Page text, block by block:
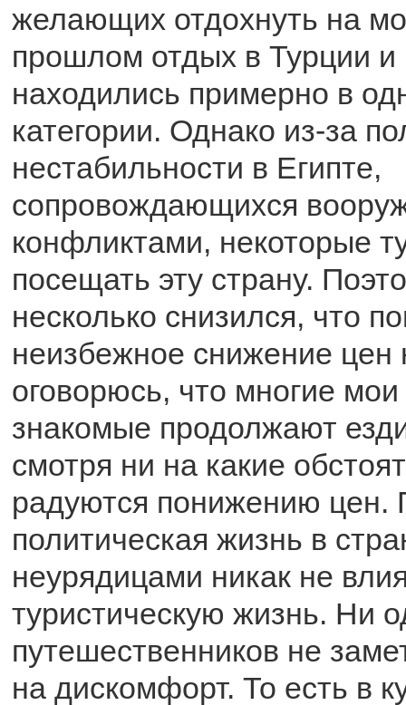
желающих отдохнуть на
прошлом отдых в Турции и
находились примерно в
категории. Однако из-за
нестабильности в Египте,
сопровождающихся
конфликтами, некоторые
посещать эту страну.
несколько снизился, что
неизбежное снижение цен
оговорюсь, что многие мои
знакомые продолжают
смотря ни на какие
радуются понижению цен.
политическая жизнь в
неурядицами никак не
туристическую жизнь. Ни
путешественников не
на дискомфорт. То есть в